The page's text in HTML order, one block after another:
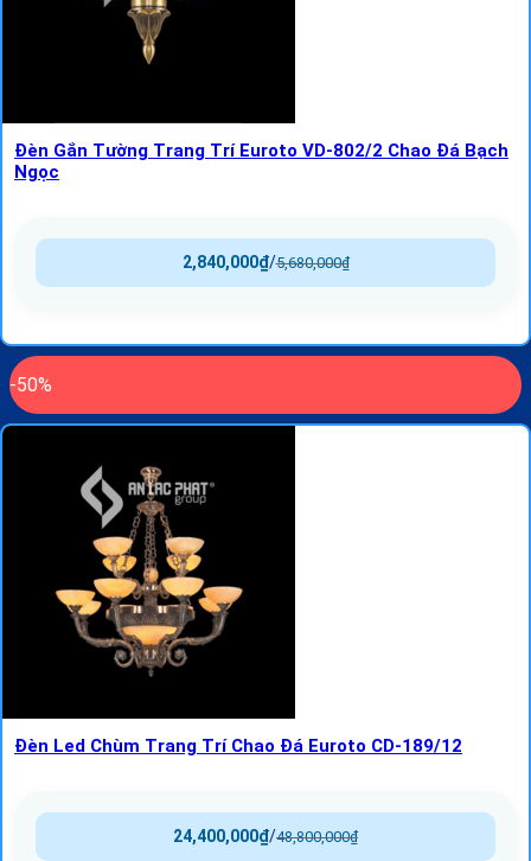
Đèn Gắn Tường Trang Trí Euroto VD-802/2 Chao Đá Bạch
Ngọc
5,680,000₫
/
2,840,000₫
-50%
Đèn Led Chùm Trang Trí Chao Đá Euroto CD-189/12
48,800,000₫
/
24,400,000₫